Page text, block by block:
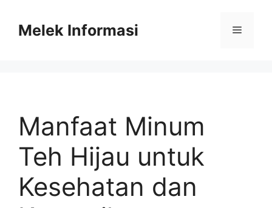
contentMelek Informasi Menu
Manfaat Minum
Teh Hijau untuk
Kesehatan dan